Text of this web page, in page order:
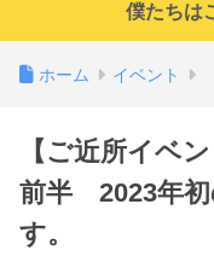
僕たちは
ホーム イベント
【ご近所イベ
前半 2023年初
す。